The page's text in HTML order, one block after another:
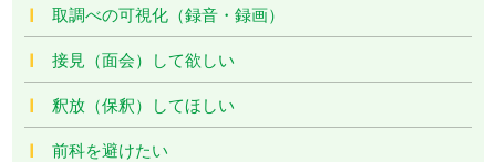
取調べの可視化（録音・録画）
接見（面会）して欲しい
釈放（保釈）してほしい
前科を避けたい